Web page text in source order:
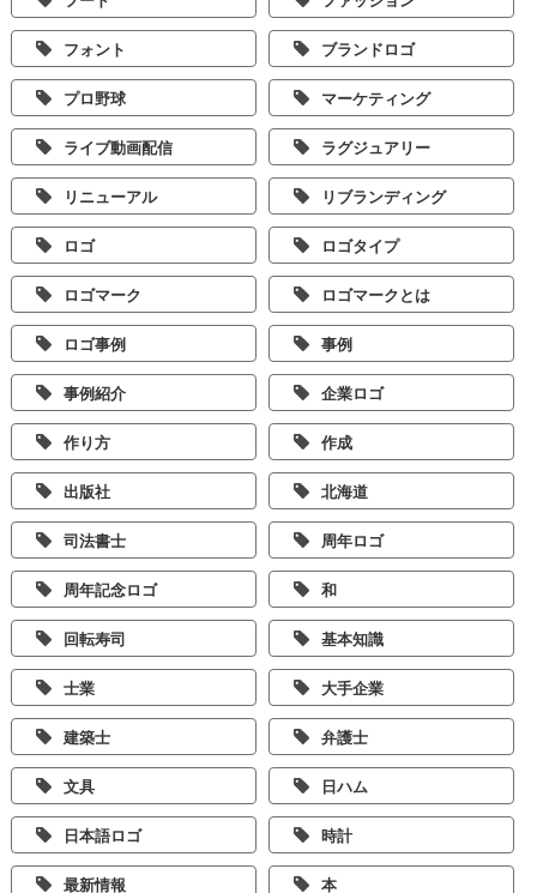
フォント ブランドロゴ
プロ野球 マーケティング
ライブ動画配信 ラグジュアリー
リニューアル リブランディング
ロゴ ロゴタイプ
ロゴマーク ロゴマークとは
ロゴ事例 事例
事例紹介 企業ロゴ
作り方 作成
出版社 北海道
司法書士 周年ロゴ
周年記念ロゴ 和
回転寿司 基本知識
士業 大手企業
建築士 弁護士
文具 日ハム
日本語ロゴ 時計
最新情報 本